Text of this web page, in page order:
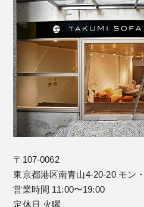
〒107-0062
東京都港区南青山4-20-20 モン
営業時間 11:00〜19:00
定休日 火曜